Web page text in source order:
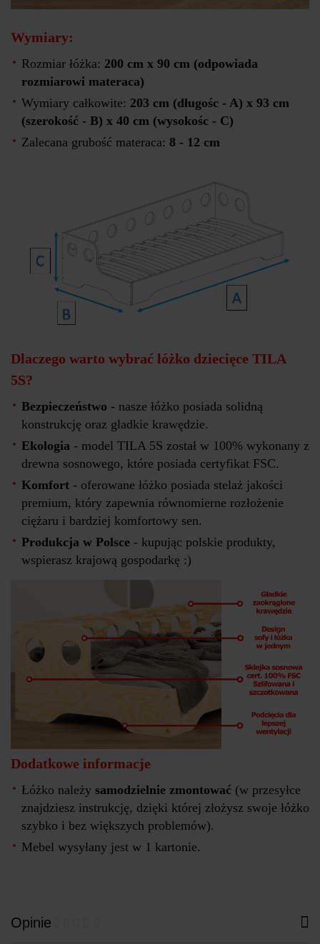
Wymiary:
Rozmiar łóżka: 200 cm x 90 cm (odpowiada
rozmiarowi materaca)
Wymiary całkowite: 203 cm (długośc - A) x 93 cm
(szerokość - B) x 40 cm (wysokośc - C)
Zalecana grubość materaca: 8 - 12 cm
Dlaczego warto wybrać łóżko dziecięce TILA
5S?
Bezpieczeństwo - nasze łóżko posiada solidną
konstrukcję oraz gładkie krawędzie.
Ekologia - model TILA 5S został w 100% wykonany z
drewna sosnowego, które posiada certyfikat FSC.
Komfort - oferowane łóżko posiada stelaż jakości
premium, który zapewnia równomierne rozłożenie
ciężaru i bardziej komfortowy sen.
Produkcja w Polsce - kupując polskie produkty,
wspierasz krajową gospodarkę :)
Dodatkowe informacje
Łóżko należy samodzielnie zmontować (w przesyłce
znajdziesz instrukcję, dzięki której złożysz swoje łóżko
szybko i bez większych problemów).
Mebel wysyłany jest w 1 kartonie.
Opinie